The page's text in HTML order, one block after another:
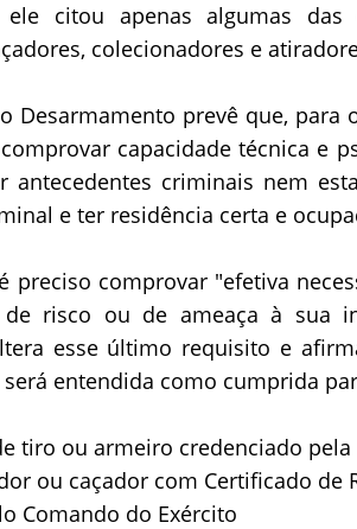
ele citou apenas algumas
colecionadores e
Desarmamento prevê que,
capacidade técnica e
antecedentes criminais nem
e ter residência certa e
preciso comprovar "efetiva
de risco ou de ameaça à sua
esse último requisito e
entendida como cumprida
tiro ou armeiro credenciado pela
ou caçador com Certificado de
Comando do Exército